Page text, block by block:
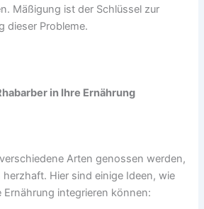
Mäßigung ist der Schlüssel zur
dieser Probleme.
in Ihre Ernährung
Arten genossen werden,
Hier sind einige Ideen, wie
Ernährung integrieren können: